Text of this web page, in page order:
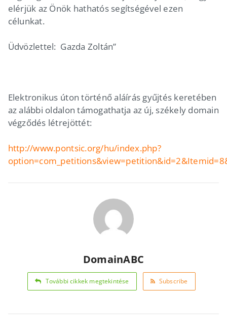
elérjük az Önök hathatós segítségével ezen
célunkat.
Üdvözlettel: Gazda Zoltán”
Elektronikus úton történő aláírás gyűjtés keretében
az alábbi oldalon támogathatja az új, székely domain
végződés létrejöttét:
http://www.pontsic.org/hu/index.php?
DomainABC
További cikkek megtekintése Subscribe